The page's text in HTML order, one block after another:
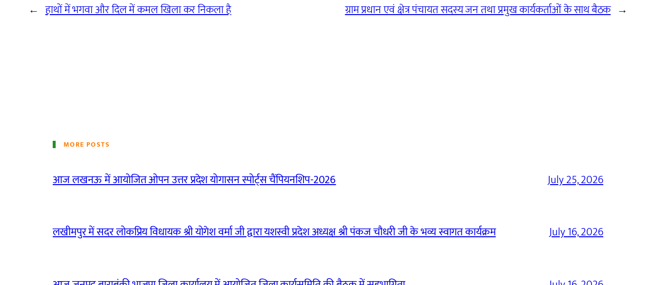
← हाथों में भगवा और दिल में कमल खिला कर निकला है ग्राम प्रधान एवं क्षेत्र पंचायत सदस्य जन तथा प्रमुख कार्यकर्ताओं के साथ बैठक →
MORE POSTS
आज लखनऊ में आयोजित ओपन उत्तर प्रदेश योगासन स्पोर्ट्स चैंपियनशिप-2026 July 25, 2026
लखीमपुर में सदर लोकप्रिय विधायक श्री योगेश वर्मा जी द्वारा यशस्वी प्रदेश अध्यक्ष श्री पंकज चौधरी जी के भव्य स्वागत कार्यक्रम July 16, 2026